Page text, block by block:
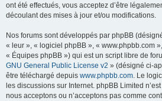
ont été effectués, vous acceptez d’être
découlant des mises à jour et/ou modifications.
Nos forums sont développés par phpBB
« leur », « logiciel phpBB », « www.phpbb.com
« Équipes phpBB ») qui est un script libre de
GNU General Public License v2 » (désigné ci-
être téléchargé depuis www.phpbb.com. Le
les discussions sur Internet. phpBB Limited
nous acceptons ou n’acceptons pas comme